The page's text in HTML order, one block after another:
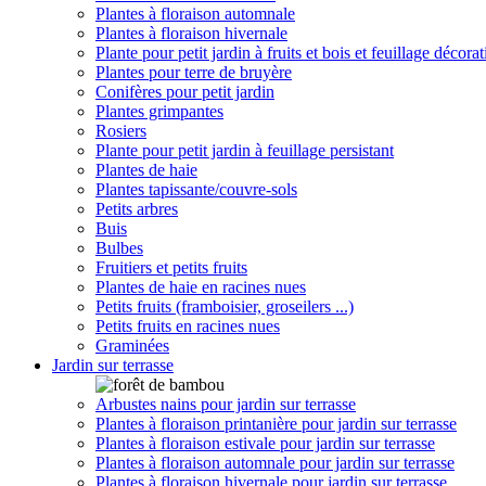
Plantes à floraison automnale
Plantes à floraison hivernale
Plante pour petit jardin à fruits et bois et feuillage
Plantes pour terre de bruyère
Conifères pour petit jardin
Plantes grimpantes
Rosiers
Plante pour petit jardin à feuillage persistant
Plantes de haie
Plantes tapissante/couvre-sols
Petits arbres
Buis
Bulbes
Fruitiers et petits fruits
Plantes de haie en racines nues
Petits fruits (framboisier, groseilers ...)
Petits fruits en racines nues
Graminées
Jardin sur terrasse
Arbustes nains pour jardin sur terrasse
Plantes à floraison printanière pour jardin sur terrasse
Plantes à floraison estivale pour jardin sur terrasse
Plantes à floraison automnale pour jardin sur terrasse
Plantes à floraison hivernale pour jardin sur terrasse